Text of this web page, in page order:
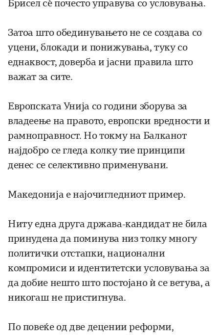
Брисел сѐ почесто управува со условувања.
Затоа што обединувањето не се создава со
уцени, блокади и понижувања, туку со
еднаквост, доверба и јасни правила што
важат за сите.
Европската Унија со години зборува за
владеење на правото, европски вредности и
рамноправност. Но токму на Балканот
најдобро се гледа колку тие принципи
денес се селективно применувани.
Македонија е најочигледниот пример.
Ниту една друга држава-кандидат не била
принудена да поминува низ толку многу
политички отстапки, национални
компромиси и идентитетски условувања за
да добие нешто што постојано ѝ се ветува, а
никогаш не пристигнува.
По повеќе од две децении реформи,